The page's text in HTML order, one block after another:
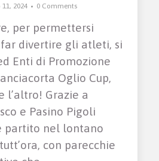
2024 0 Comments
per permettersi
divertire gli atleti, si
Enti di Promozione
Oglio Cup,
l’altro! Grazie a
e Pasino Pigoli
partito nel lontano
con parecchie